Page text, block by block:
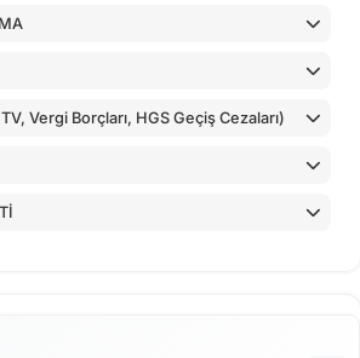
Vergi Borçları, HGS Geçiş Cezaları)